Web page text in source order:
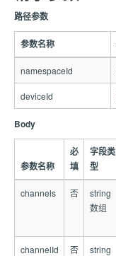
路径参数
参数名称
namespaceId
deviceId
Body
参数名称
必
填
字段类
型
channels 否
string
数组
channelId 否 string